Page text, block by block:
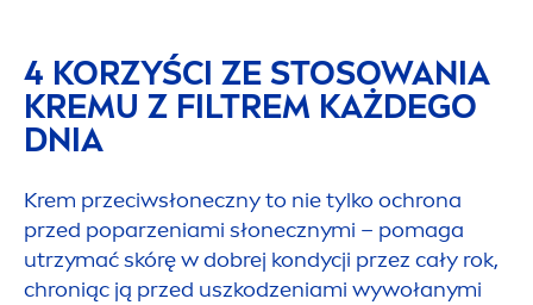
4 KORZYŚCI ZE STOSOWANIA
KREMU Z FILTREM KAŻDEGO
DNIA
Krem przeciwsłoneczny to nie tylko ochrona
przed poparzeniami słonecznymi – pomaga
utrzymać skórę w dobrej kondycji przez cały rok,
chroniąc ją przed uszkodzeniami wywołanymi